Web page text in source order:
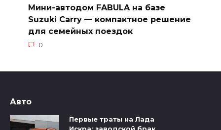
Мини-автодом FABULA на базе
Suzuki Carry — компактное решение
для семейных поездок
0
Авто
Первые траты на Лада